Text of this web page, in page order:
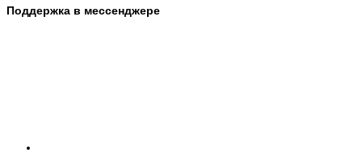
Поддержка в мессенджере